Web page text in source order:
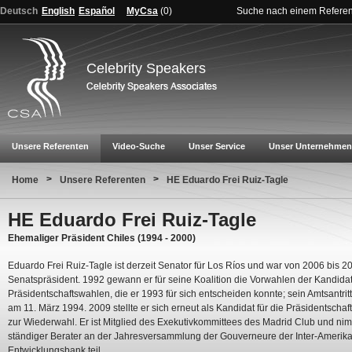
Deutsch English Español MyCsa (0) Suche nach einem
Celebrity Speakers
Unsere Referenten Video-Suche Unser Service Unser Unternehmen
Home > Unsere Referenten > HE Eduardo Frei Ruiz-Tagle
HE Eduardo Frei Ruiz-Tagle
Ehemaliger Präsident Chiles (1994 - 2000)
Eduardo Frei Ruiz-Tagle ist derzeit Senator für Los Ríos und war von 2006 bis
Senatspräsident. 1992 gewann er für seine Koalition die Vorwahlen der
Präsidentschaftswahlen, die er 1993 für sich entscheiden konnte; sein
am 11. März 1994. 2009 stellte er sich erneut als Kandidat für die
zur Wiederwahl. Er ist Mitglied des Exekutivkommittees des Madrid Club und
ständiger Berater an der Jahresversammlung der Gouverneure der Inter-